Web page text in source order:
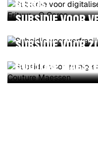
GEROS
SUBSIDIE VOOR
SUBSIDIE VOOR
COUTURE